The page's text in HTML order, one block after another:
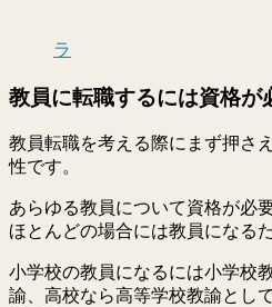
ラ
教員に転職するには資格が
教員転職を考える際にまず押さ
性です。
あらゆる教員について資格が必
ほとんどの場合には教員になる
小学校の教員になるには小学校
諭、高校なら高等学校教諭とし